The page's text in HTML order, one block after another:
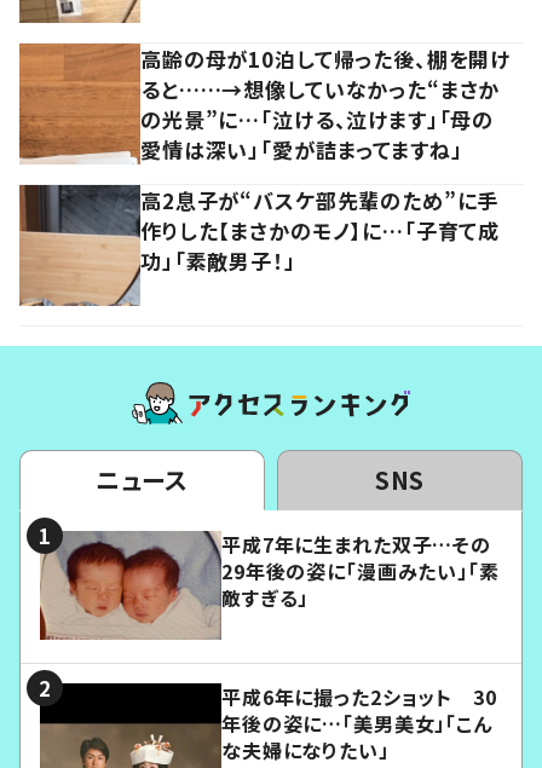
高齢の母が10泊して帰った後、棚を開け
ると……→想像していなかった“まさか
の光景”に…「泣ける、泣けます」「母の
愛情は深い」「愛が詰まってますね」
高2息子が“バスケ部先輩のため”に手
作りした【まさかのモノ】に…「子育て成
功」「素敵男子！」
ニュース SNS
平成7年に生まれた双子…その
29年後の姿に「漫画みたい」「素
敵すぎる」
平成6年に撮った2ショット 30
年後の姿に…「美男美女」「こん
な夫婦になりたい」